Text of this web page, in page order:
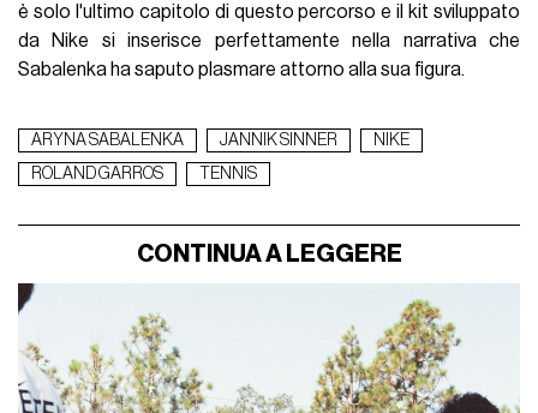
è solo l'ultimo capitolo di questo percorso e il kit sviluppato
da Nike si inserisce perfettamente nella narrativa che
Sabalenka ha saputo plasmare attorno alla sua figura.
ARYNA SABALENKA JANNIK SINNER
NIKE
ROLAND GARROS
TENNIS
CONTINUA A LEGGERE